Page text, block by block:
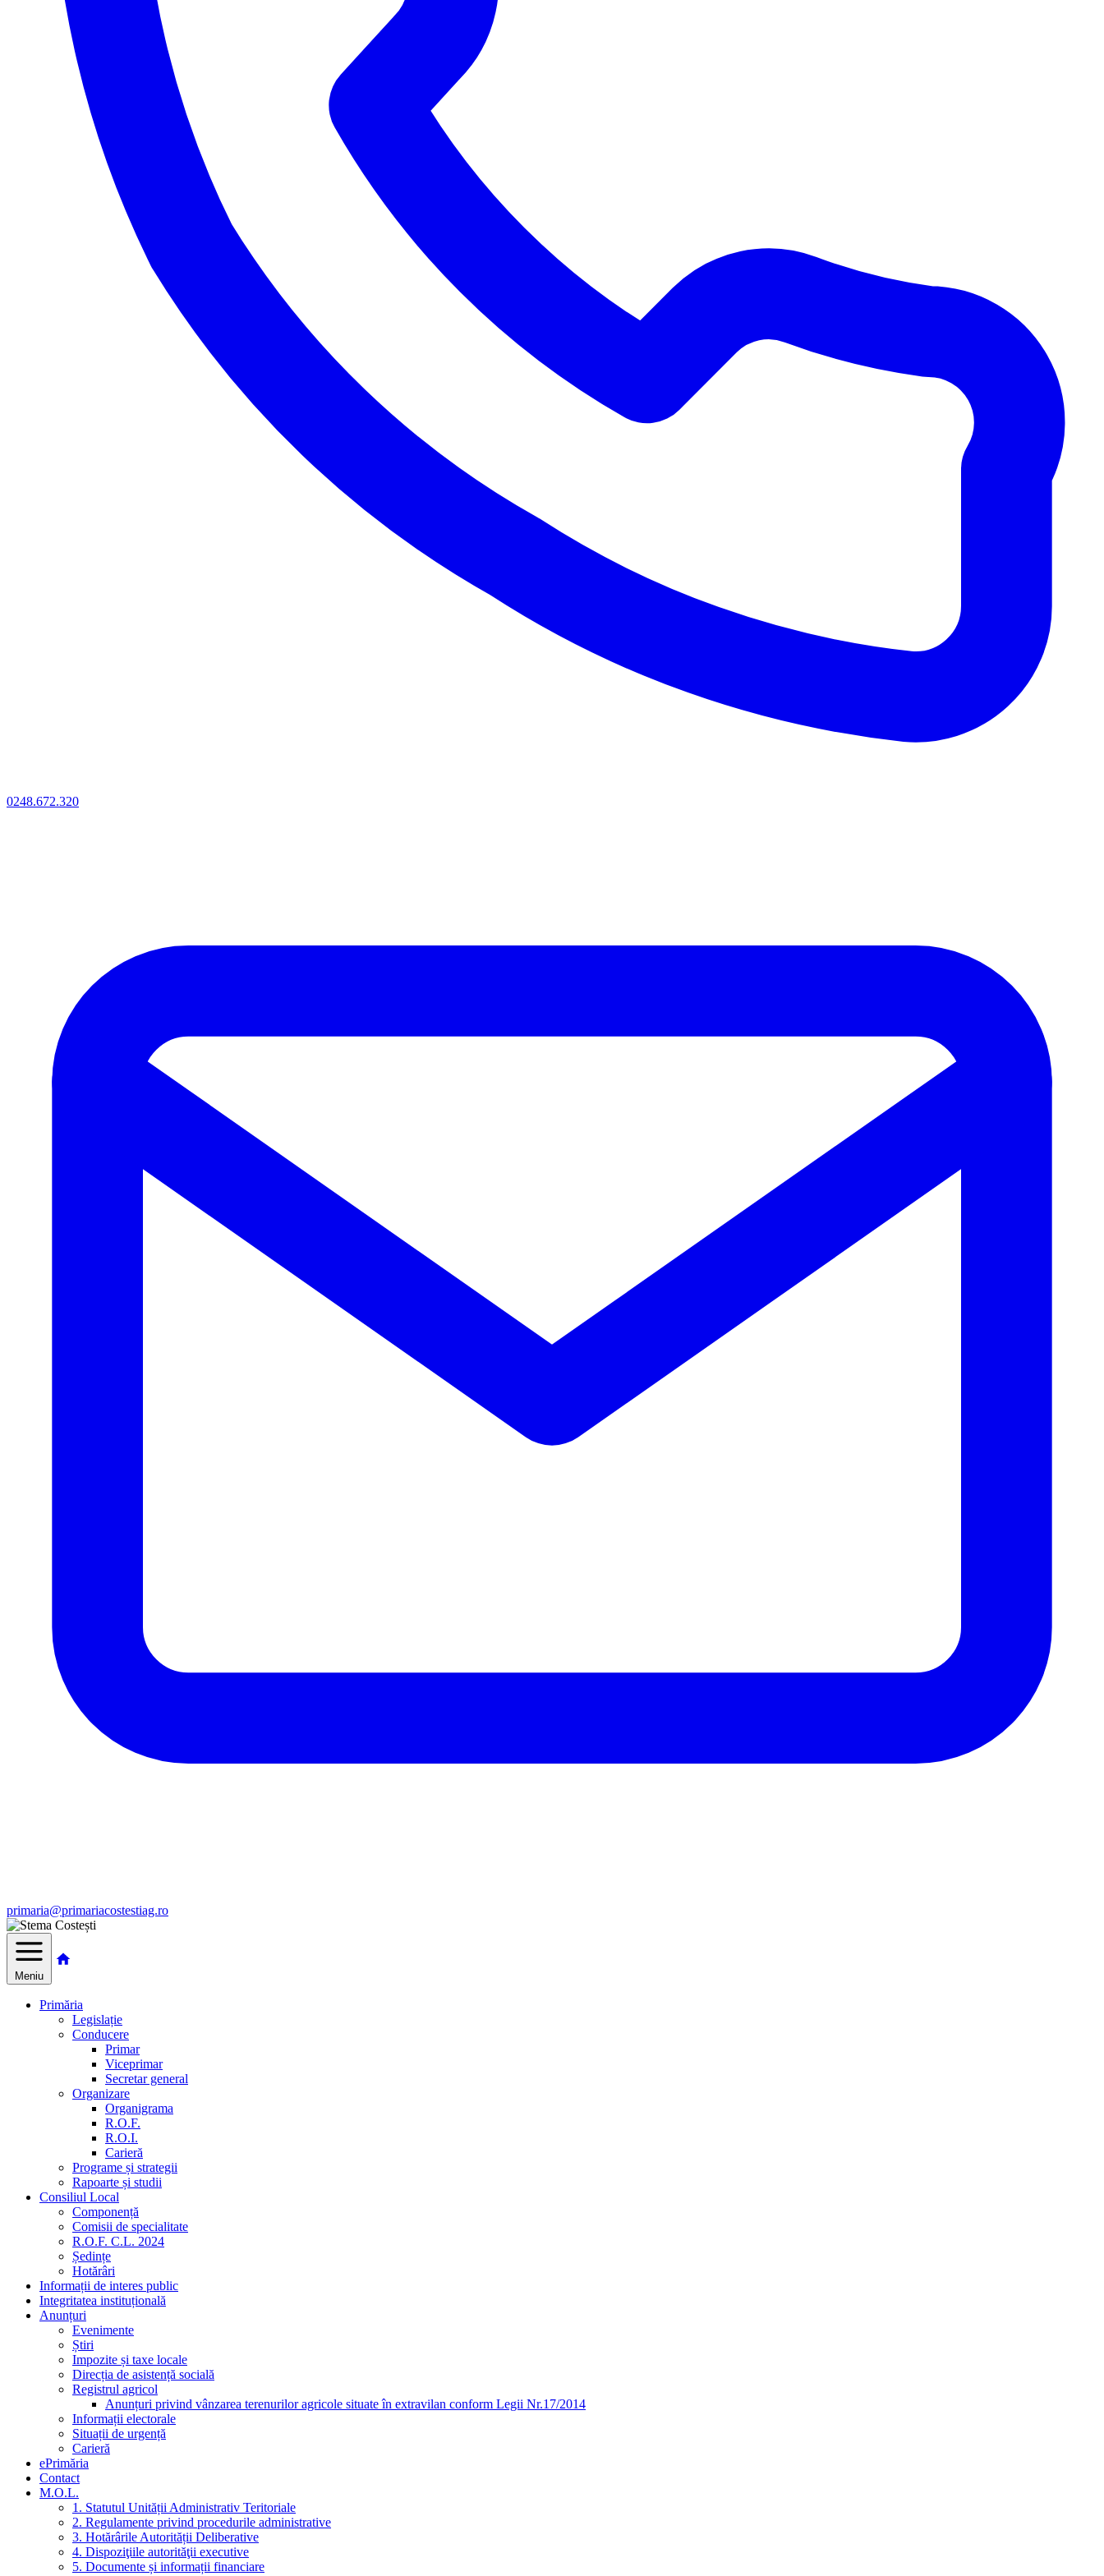
0248.672.320
primaria@primariacostestiag.ro
Meniu
Primăria
Legislație
Conducere
Primar
Viceprimar
Secretar general
Organizare
Organigrama
R.O.F.
R.O.I.
Carieră
Programe și strategii
Rapoarte și studii
Consiliul Local
Componență
Comisii de specialitate
R.O.F. C.L. 2024
Ședințe
Hotărâri
Informații de interes public
Integritatea instituțională
Anunțuri
Evenimente
Știri
Impozite și taxe locale
Direcția de asistență socială
Registrul agricol
Anunțuri privind vânzarea terenurilor agricole situate în extravilan conform Legii Nr.17/2014
Informații electorale
Situații de urgență
Carieră
ePrimăria
Contact
M.O.L.
1. Statutul Unității Administrativ Teritoriale
2. Regulamente privind procedurile administrative
3. Hotărârile Autorității Deliberative
4. Dispoziţiile autorităţii executive
5. Documente și informații financiare